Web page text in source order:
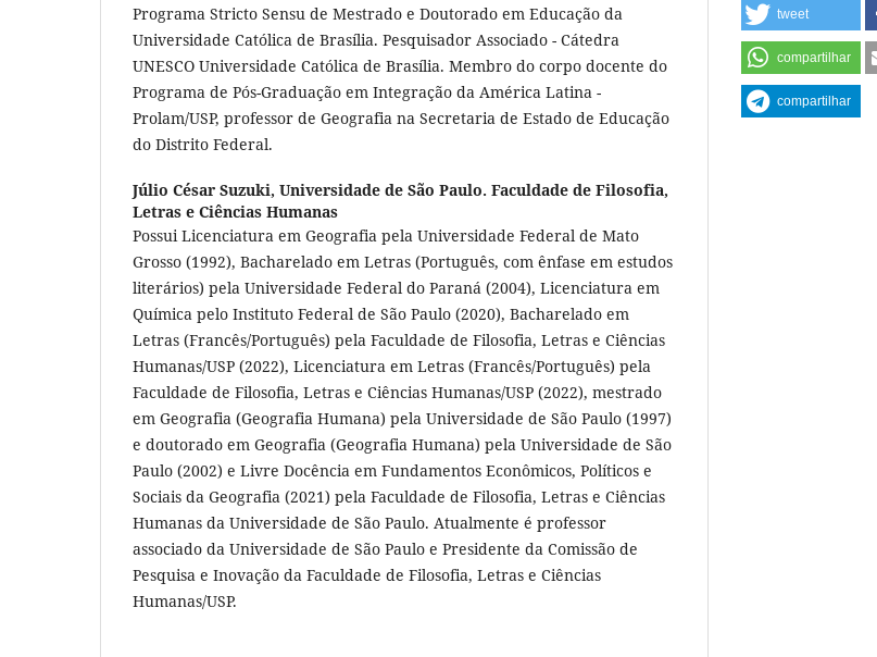
Programa Stricto Sensu de Mestrado e Doutorado em Educação da
Universidade Católica de Brasília. Pesquisador Associado - Cátedra
UNESCO Universidade Católica de Brasília. Membro do corpo docente do
Programa de Pós-Graduação em Integração da América Latina -
Prolam/USP, professor de Geografia na Secretaria de Estado de Educação
do Distrito Federal.
Júlio César Suzuki, Universidade de São Paulo. Faculdade de Filosofia,
Letras e Ciências Humanas
Possui Licenciatura em Geografia pela Universidade Federal de Mato
Grosso (1992), Bacharelado em Letras (Português, com ênfase em estudos
literários) pela Universidade Federal do Paraná (2004), Licenciatura em
Química pelo Instituto Federal de São Paulo (2020), Bacharelado em
Letras (Francês/Português) pela Faculdade de Filosofia, Letras e Ciências
Humanas/USP (2022), Licenciatura em Letras (Francês/Português) pela
Faculdade de Filosofia, Letras e Ciências Humanas/USP (2022), mestrado
em Geografia (Geografia Humana) pela Universidade de São Paulo (1997)
e doutorado em Geografia (Geografia Humana) pela Universidade de São
Paulo (2002) e Livre Docência em Fundamentos Econômicos, Políticos e
Sociais da Geografia (2021) pela Faculdade de Filosofia, Letras e Ciências
Humanas da Universidade de São Paulo. Atualmente é professor
associado da Universidade de São Paulo e Presidente da Comissão de
Pesquisa e Inovação da Faculdade de Filosofia, Letras e Ciências
Humanas/USP.
tweet
compartilhar
compartilhar